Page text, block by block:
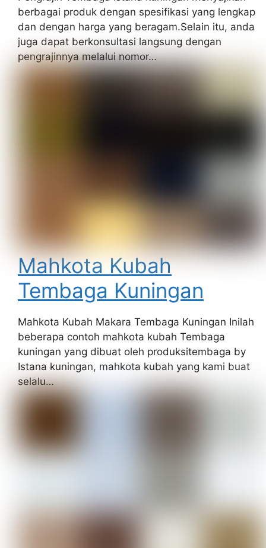
berbagai produk dengan spesifikasi yang lengkap
dan dengan harga yang beragam.Selain itu, anda
juga dapat berkonsultasi langsung dengan
pengrajinnya melalui nomor…
Mahkota Kubah
Tembaga Kuningan
Mahkota Kubah Makara Tembaga Kuningan Inilah
beberapa contoh mahkota kubah Tembaga
kuningan yang dibuat oleh produksitembaga by
Istana kuningan, mahkota kubah yang kami buat
selalu…